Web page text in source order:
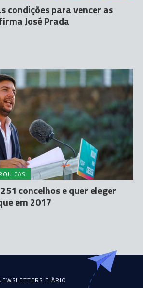
condições para vencer as
José Prada
concelhos e quer eleger
em 2017
DIÁRIO